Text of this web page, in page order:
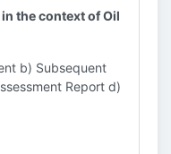
the context of Oil
b) Subsequent
Report d)